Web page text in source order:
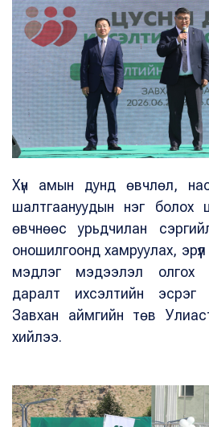
Хүн амын дунд өвчлөл, нас
шалтгаануудын нэг болох
өвчнөөс урьдчилан
оношилгоонд хамруулах,
мэдлэг мэдээлэл олгох
даралт ихсэлтийн эсрэг
Завхан аймгийн төв
хийлээ.